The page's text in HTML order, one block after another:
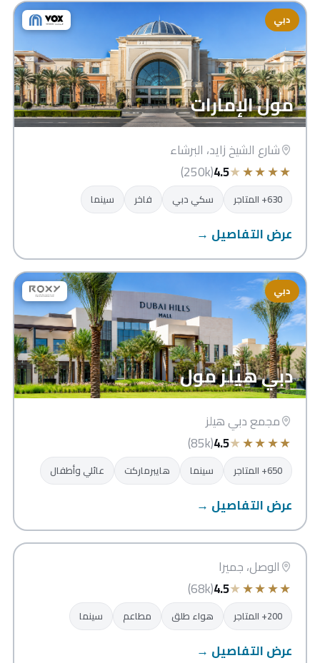
دبي
مول الإمارات
شارع الشيخ زايد، البرشاء
★
★
★
★
★
4.5
(250k)
630+ المتاجر سكي دبي فاخر سينما
عرض التفاصيل →
دبي
دبي هيلز مول
مجمع دبي هيلز
★
★
★
★
★
4.5
(85k)
650+ المتاجر سينما هايبرماركت عائلي وأطفال
عرض التفاصيل →
دبي
سيتي ووك
الوصل، جميرا
★
★
★
★
★
4.5
(68k)
200+ المتاجر هواء طلق مطاعم سينما
عرض التفاصيل →